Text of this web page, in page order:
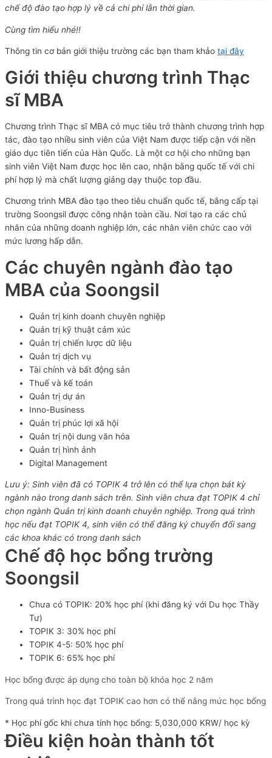
chế độ đào tạo hợp lý về cả chi phí lẫn thời gian.
Cùng tìm hiểu nhé!!
Thông tin cơ bản giới thiệu trường các bạn tham khảo tại đây
Giới thiệu chương trình Thạc
sĩ MBA
Chương trình Thạc sĩ MBA có mục tiêu trở thành chương trình hợp
tác, đào tạo nhiều sinh viên của Việt Nam được tiếp cận với nền
giáo dục tiên tiến của Hàn Quốc. Là một cơ hội cho những bạn
sinh viên Việt Nam được học lên cao, nhận bằng quốc tế với chi
phí hợp lý mà chất lượng giảng dạy thuộc top đầu.
Chương trình MBA đào tạo theo tiêu chuẩn quốc tế, bằng cấp tại
trường Soongsil được công nhận toàn cầu. Nơi tạo ra các chủ
nhân của những doanh nghiệp lớn, các nhân viên chức cao với
mức lương hấp dẫn.
Các chuyên ngành đào tạo
MBA của Soongsil
Quản trị kinh doanh chuyên nghiệp
Quản trị kỹ thuật cảm xúc
Quản trị chiến lược dữ liệu
Quản trị dịch vụ
Tài chính và bất động sản
Thuế và kế toán
Quản trị dự án
Inno-Business
Quản trị phúc lợi xã hội
Quản trị nội dung văn hóa
Quản trị hình ảnh
Digital Management
Lưu ý: Sinh viên đã có TOPIK 4 trở lên có thể lựa chọn bát kỳ
ngành nào trong danh sách trên. Sinh viên chưa đạt TOPIK 4 chỉ
chọn ngành Quản trị kinh doanh chuyên nghiệp. Trong quá trình
học nếu đạt TOPIK 4, sinh viên có thể đăng ký chuyển đổi sang
các khoa khác có trong danh sách
Chế độ học bổng trường
Soongsil
Chưa có TOPIK: 20% học phí (khi đăng ký với Du học Thầy
Tư)
TOPIK 3: 30% học phí
TOPIK 4-5: 50% học phí
TOPIK 6: 65% học phí
Học bổng được áp dụng cho toàn bộ khóa học 2 năm
Trong quá trình học đạt TOPIK cao hơn có thể nâng mức học bổng
* Học phí gốc khi chưa tính học bổng: 5,030,000 KRW/ học kỳ
Điều kiện hoàn thành tốt